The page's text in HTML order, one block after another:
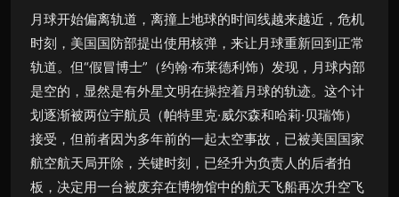
月球开始偏离轨道，离撞上地球的时间线越来越近，危机
时刻，美国国防部提出使用核弹，来让月球重新回到正常
轨道。但“假冒博士”（约翰·布莱德利饰）发现，月球内部
是空的，显然是有外星文明在操控着月球的轨迹。这个计
划逐渐被两位宇航员（帕特里克·威尔森和哈莉·贝瑞饰）
接受，但前者因为多年前的一起太空事故，已被美国国家
航空航天局开除，关键时刻，已经升为负责人的后者拍
板，决定用一台被废弃在博物馆中的航天飞船再次升空飞